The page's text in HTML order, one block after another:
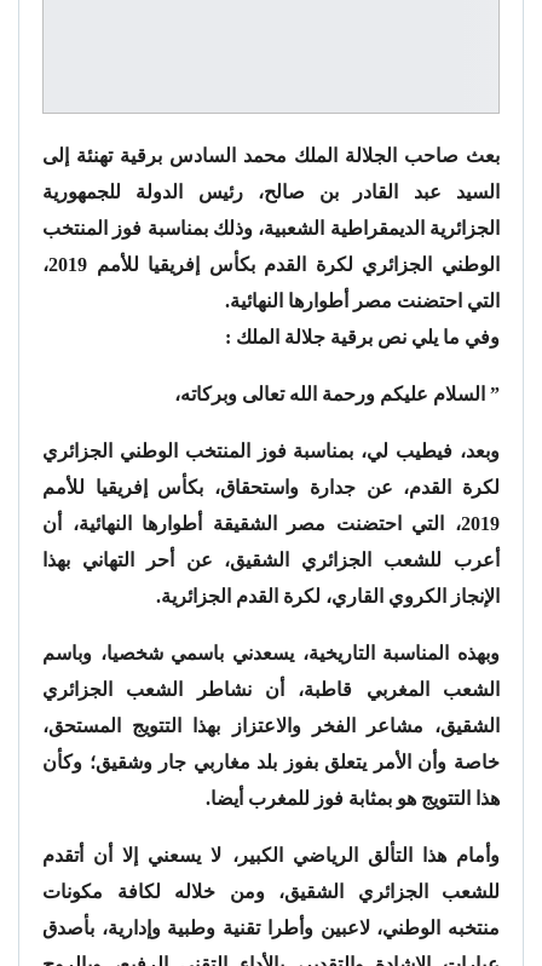
بعث صاحب الجلالة الملك محمد السادس برقية تهنئة إلى
السيد عبد القادر بن صالح، رئيس الدولة للجمهورية
الجزائرية الديمقراطية الشعبية، وذلك بمناسبة فوز المنتخب
الوطني الجزائري لكرة القدم بكأس إفريقيا للأمم 2019،
التي احتضنت مصر أطوارها النهائية.
وفي ما يلي نص برقية جلالة الملك :
” السلام عليكم ورحمة الله تعالى وبركاته،
وبعد، فيطيب لي، بمناسبة فوز المنتخب الوطني الجزائري
لكرة القدم، عن جدارة واستحقاق، بكأس إفريقيا للأمم
2019، التي احتضنت مصر الشقيقة أطوارها النهائية، أن
أعرب للشعب الجزائري الشقيق، عن أحر التهاني بهذا
الإنجاز الكروي القاري، لكرة القدم الجزائرية.
وبهذه المناسبة التاريخية، يسعدني باسمي شخصيا، وباسم
الشعب المغربي قاطبة، أن نشاطر الشعب الجزائري
الشقيق، مشاعر الفخر والاعتزاز بهذا التتويج المستحق،
خاصة وأن الأمر يتعلق بفوز بلد مغاربي جار وشقيق؛ وكأن
هذا التتويج هو بمثابة فوز للمغرب أيضا.
وأمام هذا التألق الرياضي الكبير، لا يسعني إلا أن أتقدم
للشعب الجزائري الشقيق، ومن خلاله لكافة مكونات
منتخبه الوطني، لاعبين وأطرا تقنية وطبية وإدارية، بأصدق